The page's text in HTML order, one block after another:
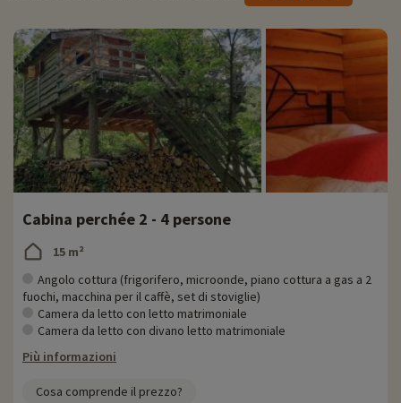
Durante il vostro soggiorno non vi annoierete di certo, perché vi
aspettano numerose strutture sportive e ricreative per grandi e
piccini. In loco troverete un parco giochi, tavoli da ping pong, un
trampolino per i più piccoli, un campo da pétanque per partite
movimentate, un'area con reti da badminton e pallavolo, una
selezione di giochi da tavolo e una biblioteca per i momenti di relax.
Una serie di attività emozionanti sono a portata di mano. Oltre ai
piaceri del nuoto e della pesca sportiva, è possibile praticare
ciclismo ed escursionismo lungo i sentieri circostanti.
Potrete gustare piatti deliziosi presso il ristorante del campeggio,
dove potrete scegliere tra opzioni à la carte o menù. Il servizio è
disponibile nella sala da pranzo o sulla piacevole terrazza. Nelle
giornate più calde potrete gustare gelati, cocktail e bevande fredde.
Scoprite la regione e le attività per le famiglie
e all'aperto: pesca, raccolta di funghi, mirtilli e castagne, escursioni,
Cabina perchée 2 - 4 persone
15 m²
Angolo cottura (frigorifero, microonde, piano cottura a gas a 2
fuochi, macchina per il caffè, set di stoviglie)
Camera da letto con letto matrimoniale
Camera da letto con divano letto matrimoniale
Più informazioni
Cosa comprende il prezzo?